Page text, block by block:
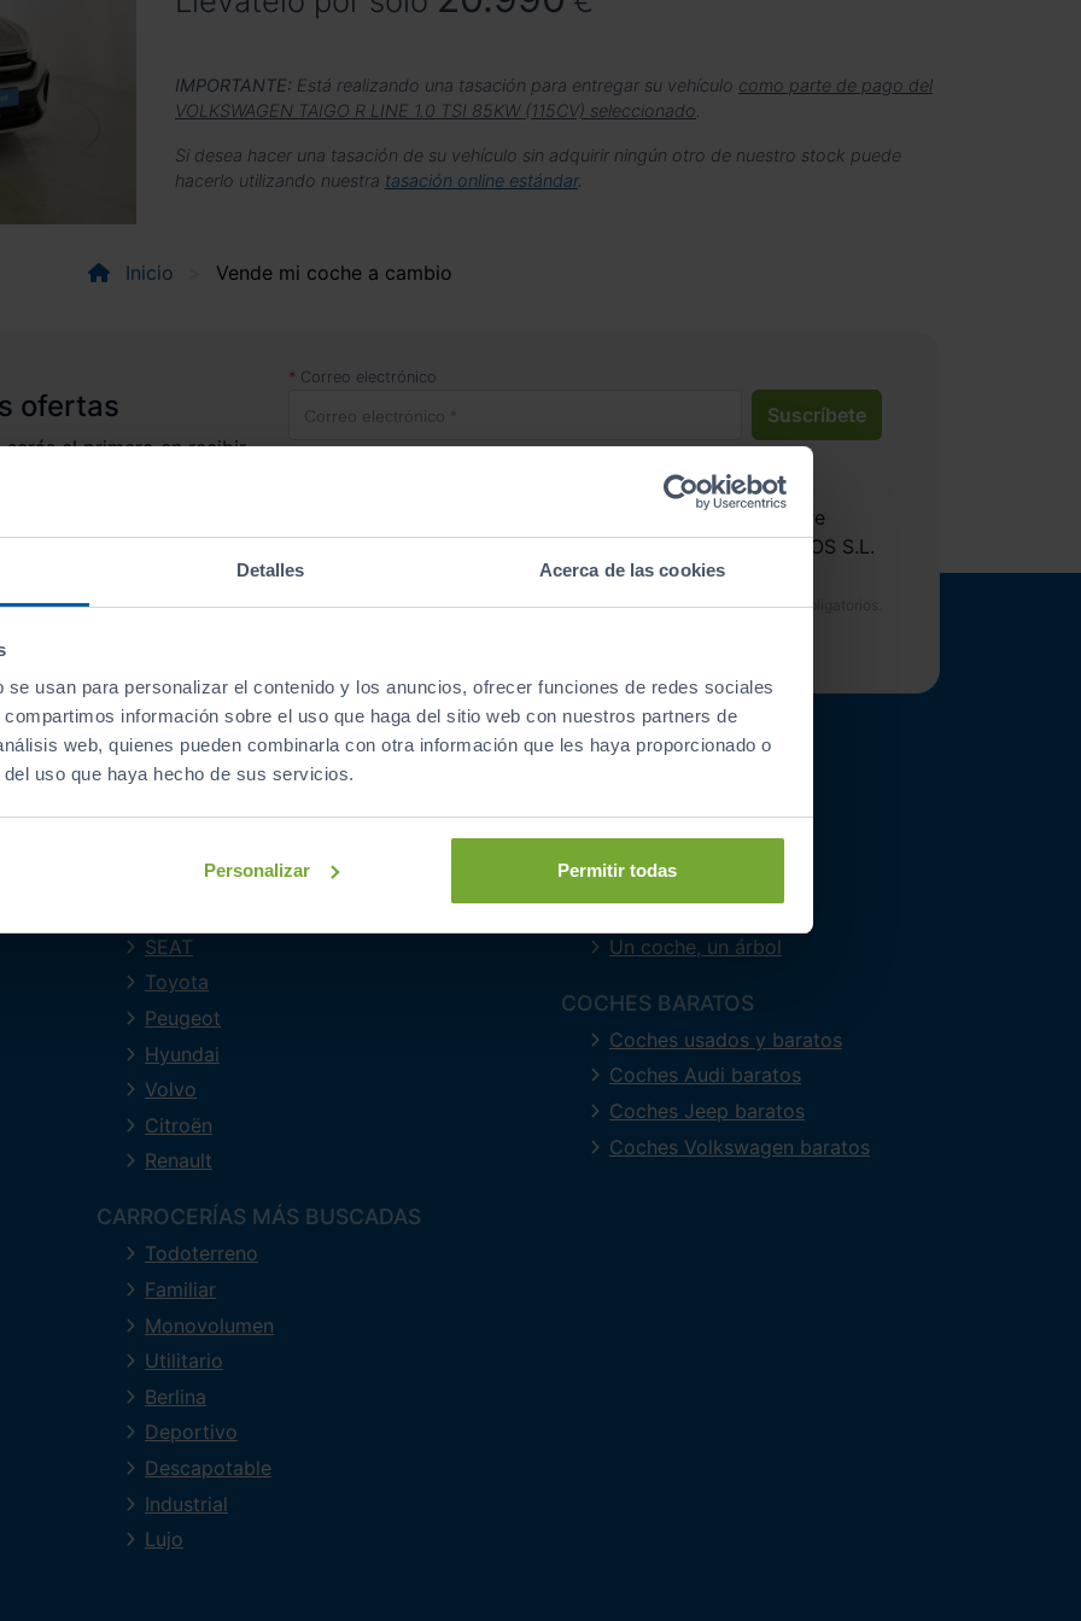
Detalles Acerca de las cookies
usan para personalizar el contenido y los anuncios, ofrecer funciones de redes sociales
información sobre el uso que haga del sitio web con nuestros partners de
web, quienes pueden combinarla con otra información que les haya proporcionado o
uso que haya hecho de sus servicios.
Personalizar Permitir todas
IMPORTANTE: Está realizando una tasación para entregar su vehículo como parte de pago del
VOLKSWAGEN TAIGO R LINE 1.0 TSI 85KW (115CV) seleccionado
Si desea hacer una tasación de su vehículo sin adquirir ningún otro de nuestro stock puede
hacerlo utilizando nuestra tasación online estándar.
Inicio Vende mi coche a cambio
ofertas
el primero en recibir
Correo electrónico
Suscríbete
política de privacidad.
Acepto recibir información comercial sobre
ofertas y promociones de Automóviles PROVOS S.L.
MARCAS PRINCIPALES
Mercedes-Benz
SEAT
Toyota
Peugeot
Hyundai
Volvo
Citroën
Renault
CARROCERÍAS MÁS BUSCADAS
Todoterreno
Familiar
Monovolumen
Utilitario
Berlina
Deportivo
Descapotable
Industrial
Lujo
Contacto
Concesionarios
Noticias
Un coche, un árbol
COCHES BARATOS
Coches usados y baratos
Coches Audi baratos
Coches Jeep baratos
Coches Volkswagen baratos